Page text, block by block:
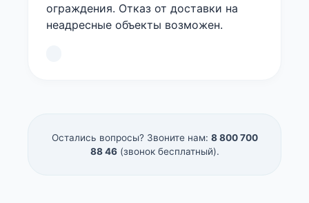
ограждения. Отказ от доставки на
неадресные объекты возможен.
Остались вопросы? Звоните нам: 8 800 700
88 46(звонок бесплатный).